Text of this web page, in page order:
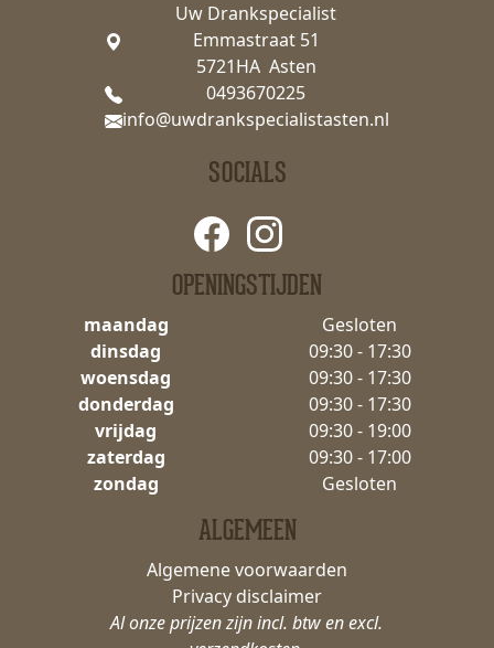
Al onze prijzen zijn incl. btw en excl.
Uw Drankspecialist
Emmastraat 51
5721HA Asten
0493670225
info@uwdrankspecialistasten.nl
OPENINGSTIJDEN
maandag
Gesloten
dinsdag
09:30 - 17:30
woensdag
09:30 - 17:30
donderdag
09:30 - 17:30
vrijdag
09:30 - 19:00
zaterdag
09:30 - 17:00
zondag
Gesloten
SOCIALS
ALGEMEEN
Algemene voorwaarden
Privacy disclaimer